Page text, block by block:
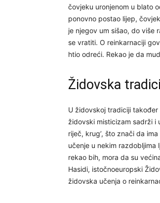
čovjeku uronjenom u blato
ponovno postao lijep,
je njegov um sišao, do više
se vratiti. O reinkarnaciji
htio odreći. Rekao je da
Židovska
U židovskoj tradiciji također
židovski misticizam sadrži i
riječ, krug’, što znači da
učenje u nekim razdobljima
rekao bih, mora da su
Hasidi, istočnoeuropski
židovska učenja o